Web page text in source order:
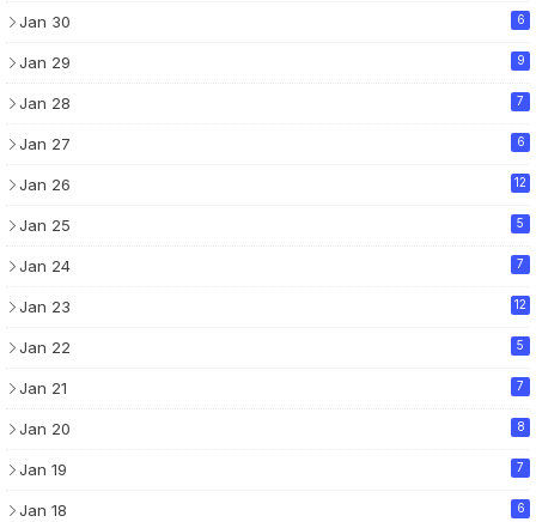
Jan 30 6
Jan 29 9
Jan 28 7
Jan 27 6
Jan 26 12
Jan 25 5
Jan 24 7
Jan 23 12
Jan 22 5
Jan 21 7
Jan 20 8
Jan 19 7
Jan 18 6